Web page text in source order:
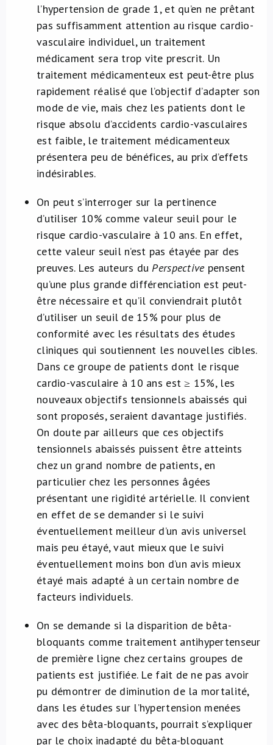
l’hypertension de grade 1, et qu’en ne prêtant
pas suffisamment attention au risque cardio-
vasculaire individuel, un traitement
médicament sera trop vite prescrit. Un
traitement médicamenteux est peut-être plus
rapidement réalisé que l’objectif d’adapter son
mode de vie, mais chez les patients dont le
risque absolu d’accidents cardio-vasculaires
est faible, le traitement médicamenteux
présentera peu de bénéfices, au prix d’effets
indésirables.
On peut s’interroger sur la pertinence
d’utiliser 10% comme valeur seuil pour le
risque cardio-vasculaire à 10 ans. En effet,
cette valeur seuil n’est pas étayée par des
preuves. Les auteurs duPerspectivepensent
qu’une plus grande différenciation est peut-
être nécessaire et qu’il conviendrait plutôt
d’utiliser un seuil de 15% pour plus de
conformité avec les résultats des études
cliniques qui soutiennent les nouvelles cibles.
Dans ce groupe de patients dont le risque
cardio-vasculaire à 10 ans est ≥ 15%, les
nouveaux objectifs tensionnels abaissés qui
sont proposés, seraient davantage justifiés.
On doute par ailleurs que ces objectifs
tensionnels abaissés puissent être atteints
chez un grand nombre de patients, en
particulier chez les personnes âgées
présentant une rigidité artérielle. Il convient
en effet de se demander si le suivi
éventuellement meilleur d’un avis universel
mais peu étayé, vaut mieux que le suivi
éventuellement moins bon d’un avis mieux
étayé mais adapté à un certain nombre de
facteurs individuels.
On se demande si la disparition de bêta-
bloquants comme traitement antihypertenseur
de première ligne chez certains groupes de
patients est justifiée. Le fait de ne pas avoir
pu démontrer de diminution de la mortalité,
dans les études sur l’hypertension menées
avec des bêta-bloquants, pourrait s’expliquer
par le choix inadapté du bêta-bloquant